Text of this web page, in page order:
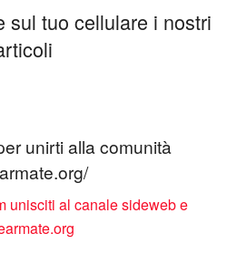
sul tuo cellulare i nostri
unirti alla comunità